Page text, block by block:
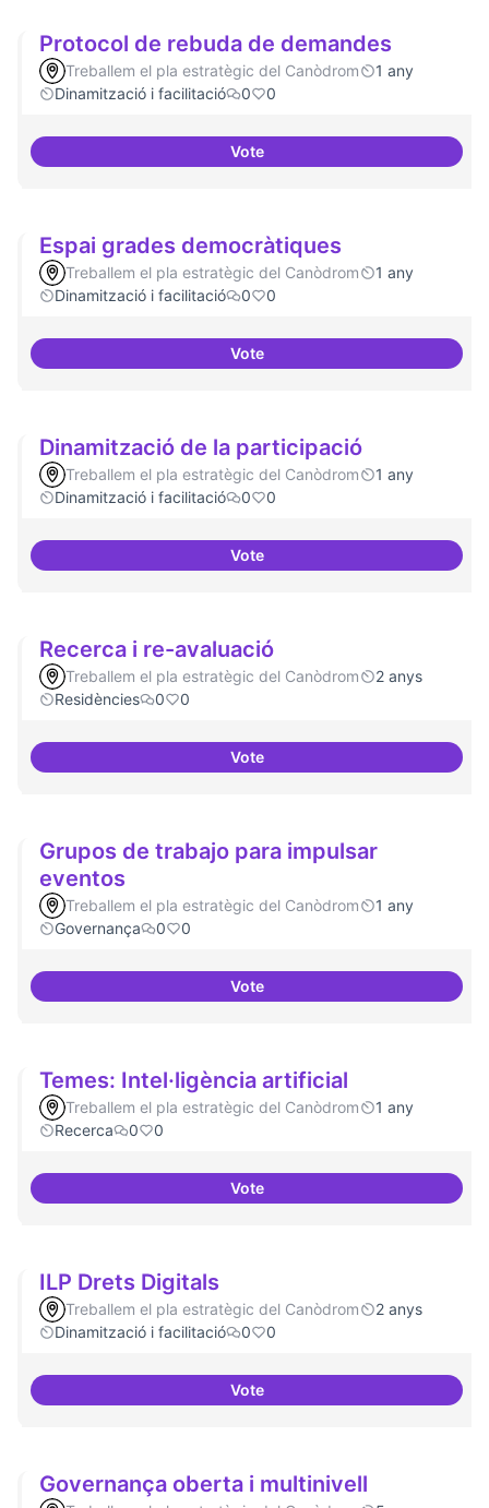
Protocol de rebuda de demandes
Treballem el pla estratègic del Canòdrom
1 any
Dinamització i facilitació
0 0
VoteProtocol de rebuda de
Espai grades democràtiques
Treballem el pla estratègic del Canòdrom
1 any
Dinamització i facilitació
0 0
VoteEspai grades democràtiques
Dinamització de la participació
Treballem el pla estratègic del Canòdrom
1 any
Dinamització i facilitació
0 0
VoteDinamització de la participació
Recerca i re-avaluació
Treballem el pla estratègic del Canòdrom
2 anys
Residències
0 0
VoteRecerca i re-avaluació
Grupos de trabajo para impulsar
eventos
Treballem el pla estratègic del Canòdrom
1 any
Governança
0 0
VoteGrupos de trabajo para
Temes: Intel·ligència artificial
Treballem el pla estratègic del Canòdrom
1 any
Recerca
0 0
VoteTemes: Intel·ligència artificial
ILP Drets Digitals
Treballem el pla estratègic del Canòdrom
2 anys
Dinamització i facilitació
0 0
VoteILP Drets Digitals
Governança oberta i multinivell